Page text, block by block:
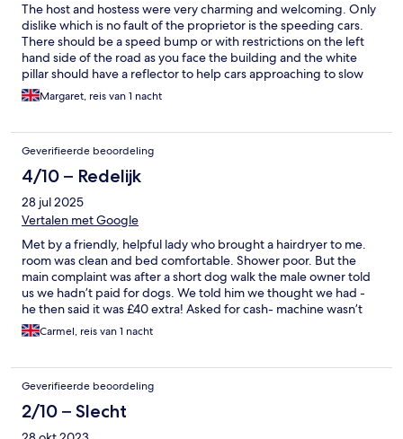
The host and hostess were very charming and welcoming. Only
dislike which is no fault of the proprietor is the speeding cars.
There should be a speed bump or with restrictions on the left
hand side of the road as you face the building and the white
pillar should have a reflector to help cars approaching to slow
down. Difficulty in driving out of the car park because the road
curves, fast cars approaching from the right and the white pillar
Margaret, reis van 1 nacht
Geverifieerde beoordeling
4/10 – Redelijk
28 jul 2025
Vertalen met Google
Met by a friendly, helpful lady who brought a hairdryer to me.
room was clean and bed comfortable. Shower poor. But the
main complaint was after a short dog walk the male owner told
us we hadn’t paid for dogs. We told him we thought we had -
he then said it was £40 extra! Asked for cash- machine wasn’t
charged for card/ he could barely talk as so drunk! Had to wait
about 20 mins in reception for card reader. After 6 hour journey
smoking and drinking at reception which stunk of smoke- I’m
asthmatic! Went on about Expedia charging a fortune and them
getting nothing. We read after paying that it was meant to be
£5 a dog! Said they could do us a take away omelette for
Carmel, reis van 1 nacht
Geverifieerde beoordeling
2/10 – Slecht